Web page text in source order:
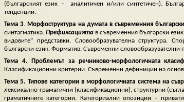
(българският език – аналитичен и/или синтетичен).
тенденции.
Тема 3. Морфоструктура на думата в съвременния
синтагматика. Префиксацията в съвременния български
видовите” представки. Словообразувателна структура.
български език. Форматив. Съвременни словообразувателни
Тема
4. Проблемът за речниково-морфологичната
Класификационни критерии. Съвременни дефиниции на
Тема 5. Типове категории в морфологичната система на
лексикално-граматични (класификационни), структурни
граматичните категории. Категориални опозиции –